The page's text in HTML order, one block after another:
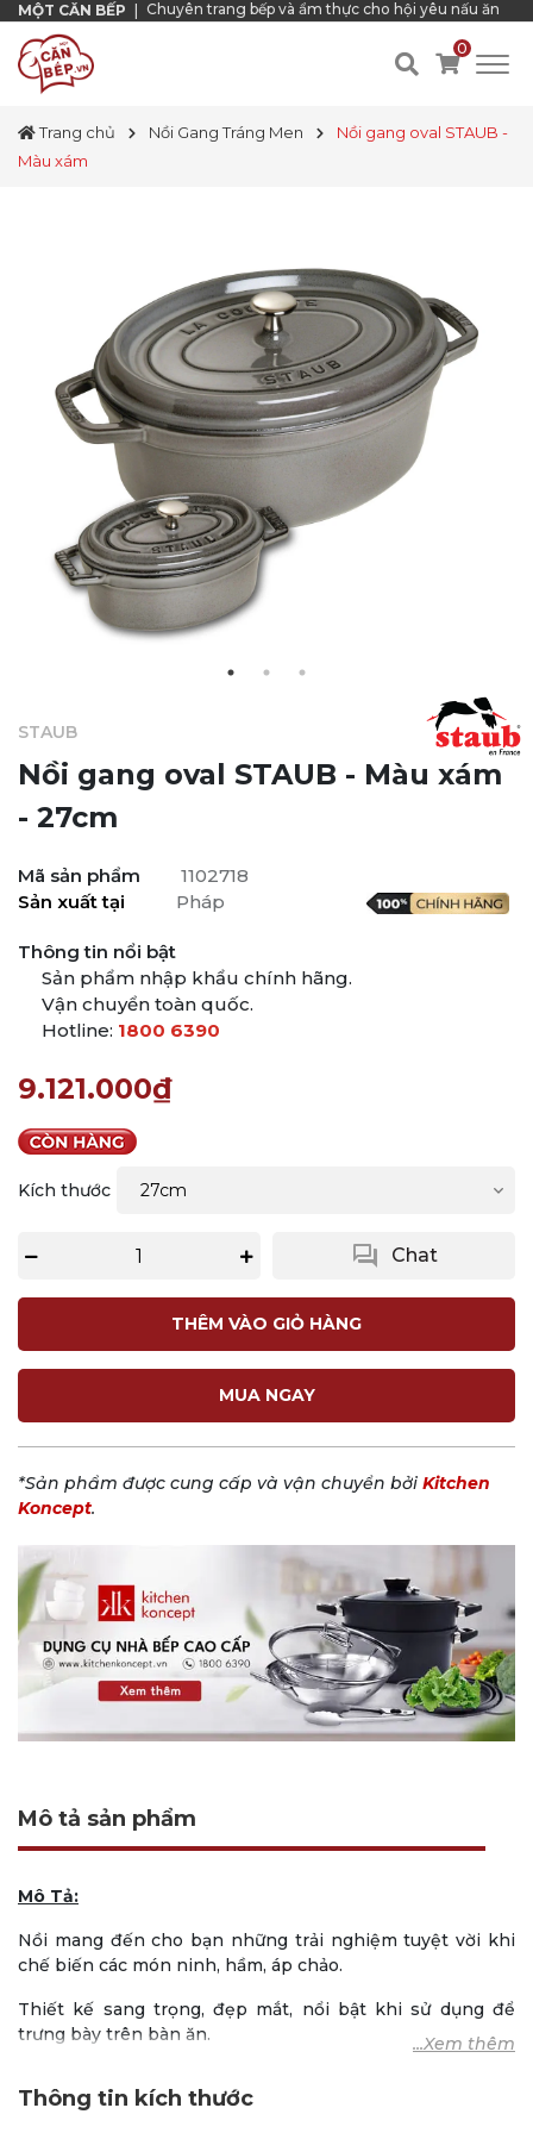
MỘT CĂN BẾP Chuyên trang bếp và ẩm thực cho hội yêu nấu ăn
0
Trang chủ Nồi Gang Tráng Men
Nồi gang oval STAUB -
Màu xám
STAUB
Nồi gang oval STAUB - Màu xám
- 27cm
Mã sản phẩm
1102718
Sản xuất tại
Pháp
Thông tin nổi bật
Sản phẩm nhập khẩu chính hãng.
Vận chuyển toàn quốc.
Hotline: 1800 6390
9.121.000₫
Kích thước
question_answer Chat
THÊM VÀO GIỎ HÀNG
MUA NGAY
*Sản phẩm được cung cấp và vận chuyển bởi Kitchen
Koncept.
Mô tả sản phẩm
Mô Tả:
Nồi mang đến cho bạn những trải nghiệm tuyệt vời khi
chế biến các món ninh, hầm, áp chảo.
Thiết kế sang trọng, đẹp mắt, nổi bật khi sử dụng để
trưng bày trên bàn ăn.
xước và món ăn trở nên đẹp mắt hơn.
Thông tin kích thước